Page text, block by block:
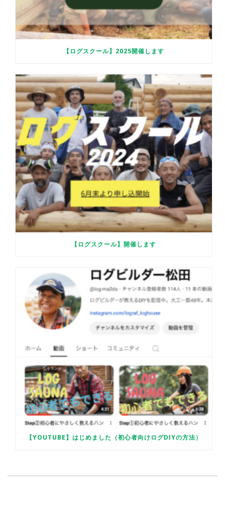
【ログスクール】2025開催します
【ログスクール】開催します
【YOUTUBE】はじめました（初心者向けログDIYの方法）